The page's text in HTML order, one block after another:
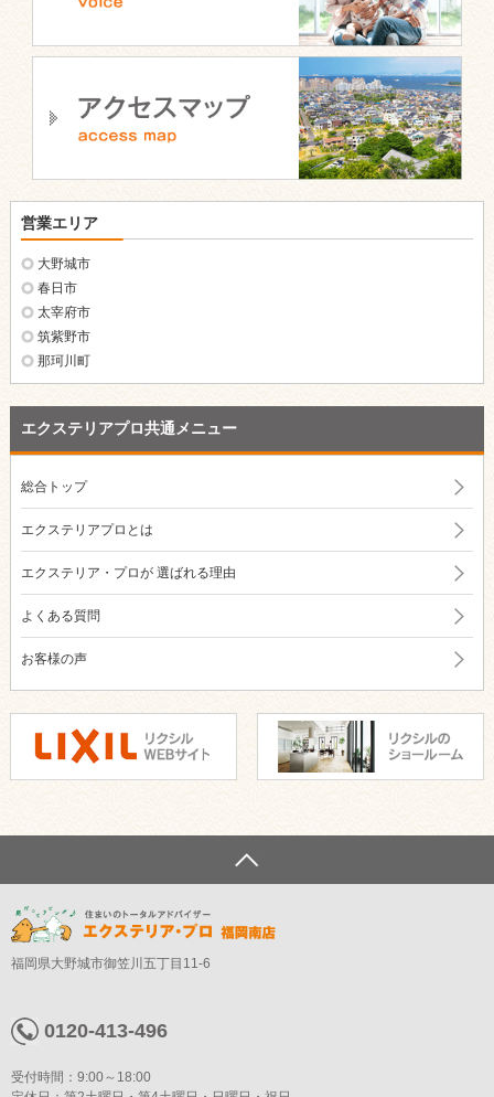
エクステリアプロ共通メニュー
総合トップ
エクステリアプロとは
エクステリア・プロが選ばれる理由
よくある質問
お客様の声
営業エリア
大野城市
春日市
太宰府市
筑紫野市
那珂川町
福岡県大野城市御笠川五丁目11-6
0120-413-496
受付時間：9:00～18:00